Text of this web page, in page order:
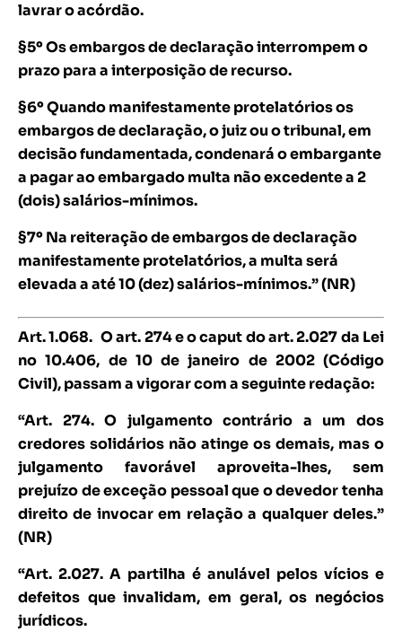
lavrar o acórdão.
§5º Os embargos de declaração interrompem o
prazo para a interposição de recurso.
§6º Quando manifestamente protelatórios os
embargos de declaração, o juiz ou o tribunal, em
decisão fundamentada, condenará o embargante
a pagar ao embargado multa não excedente a 2
(dois) salários-mínimos.
§7º Na reiteração de embargos de declaração
manifestamente protelatórios, a multa será
elevada a até 10 (dez) salários-mínimos.” (NR)
Art. 1.068. O art. 274 e o caput do art. 2.027 da Lei
no 10.406, de 10 de janeiro de 2002 (Código
Civil), passam a vigorar com a seguinte redação:
“Art. 274. O julgamento contrário a um dos
credores solidários não atinge os demais, mas o
julgamento favorável aproveita-lhes, sem
prejuízo de exceção pessoal que o devedor tenha
direito de invocar em relação a qualquer deles.”
(NR)
“Art. 2.027. A partilha é anulável pelos vícios e
defeitos que invalidam, em geral, os negócios
jurídicos.